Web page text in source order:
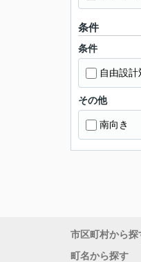
条件
条件
自由設計
その他
南向き
市区町村から探
町名から探す